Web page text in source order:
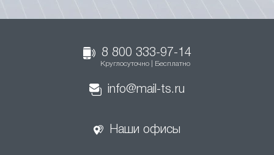
8 800 333-97-14
Круглосуточно | Бесплатно
info@mail-ts.ru
Наши офисы